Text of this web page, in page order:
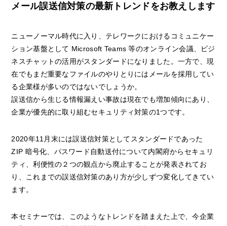
メール誤送信対策の最新トレンドをお教えします
ニューノーマル時代に入り、テレワークにおけるコミュニケー
ション基盤として Microsoft Teams 等のオンライン会議、ビジ
ネスチャットの活用がスタンダードになりました。一方で、現
在でもまだ重要なファイルのやりとりにはメールを採用してい
る企業様が多いのではないでしょうか。
誤送信から生じる情報漏えい事故は現在でも増加傾向にあり、
企業が優先的に取り組むセキュリティ対策の1つです。
2020年11月末には誤送信対策としてスタンダードであった
ZIP 暗号化、パスワード自動送付について内閣府からセキュリ
ティ、利便性の２つの観点から廃止することが発表されてお
り、これまでの誤送信対策のあり方が少しずつ変化してきてい
ます。
本セミナーでは、このようなトレンドを踏まえた上で、今企業